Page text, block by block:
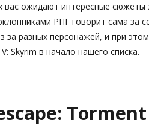
вас ожидают интересные
РПГ говорит сама за
за разных персонажей, и при
Skyrim в начало нашего списка.
Torment